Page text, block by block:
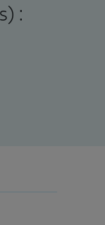
: